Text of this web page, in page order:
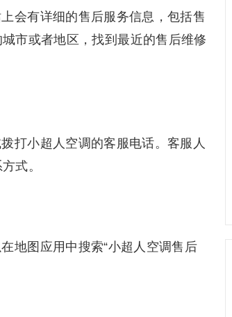
会有详细的售后服务信息，包括售
市或者地区，找到最近的售后维修
打小超人空调的客服电话。客服人
式。
地图应用中搜索“小超人空调售后